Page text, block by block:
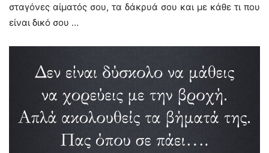
σταγόνες αίματός σου, τα δάκρυά σου και με κάθε τι που
είναι δικό σου …